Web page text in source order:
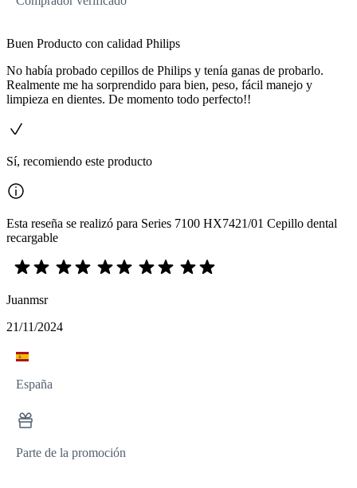
Buen Producto con calidad Philips
No había probado cepillos de Philips y tenía ganas de probarlo.
Realmente me ha sorprendido para bien, peso, fácil manejo y
limpieza en dientes. De momento todo perfecto!!
Sí, recomiendo este producto
Esta reseña se realizó para Series 7100 HX7421/01 Cepillo dental
recargable
Juanmsr
21/11/2024
España
Parte de la promoción